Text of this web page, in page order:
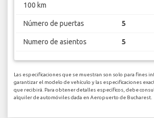
100 km
Número de puertas 5
Numero de asientos 5
Las especificaciones que se muestran son solo para fines
garantizar el modelo de vehículo y las especificaciones
que recibirá. Para obtener detalles específicos, debe
alquiler de automóviles dada en Aeropuerto de Bucharest.